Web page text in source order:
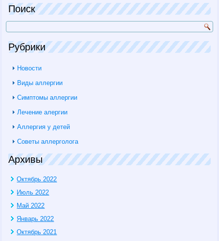
Поиск
Рубрики
Новости
Виды аллергии
Симптомы аллергии
Лечение алергии
Аллергия у детей
Советы аллерголога
Архивы
Октябрь 2022
Июль 2022
Май 2022
Январь 2022
Октябрь 2021